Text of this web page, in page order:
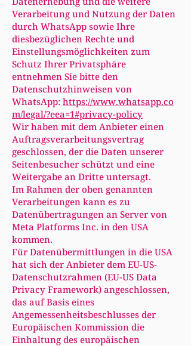
Verarbeitung und Nutzung der Daten
durch WhatsApp sowie Ihre
diesbezüglichen Rechte und
Einstellungsmöglichkeiten zum
Schutz Ihrer Privatsphäre
entnehmen Sie bitte den
Datenschutzhinweisen von
WhatsApp: https://www.whatsapp.co
m/legal/?eea=1#privacy-policy
Wir haben mit dem Anbieter einen
Auftragsverarbeitungsvertrag
geschlossen, der die Daten unserer
Seitenbesucher schützt und eine
Weitergabe an Dritte untersagt.
Im Rahmen der oben genannten
Verarbeitungen kann es zu
Datenübertragungen an Server von
Meta Platforms Inc. in den USA
kommen.
Für Datenübermittlungen in die USA
hat sich der Anbieter dem EU-US-
Datenschutzrahmen (EU-US Data
Privacy Framework) angeschlossen,
das auf Basis eines
Angemessenheitsbeschlusses der
Europäischen Kommission die
Einhaltung des europäischen